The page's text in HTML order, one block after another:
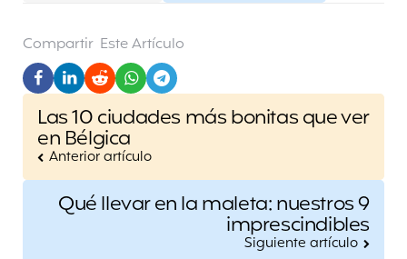
Compartir Este Artículo
Post
navigation
Las 10 ciudades más bonitas que ver
en Bélgica
Anterior artículo
Qué llevar en la maleta: nuestros 9
imprescindibles
Siguiente artículo